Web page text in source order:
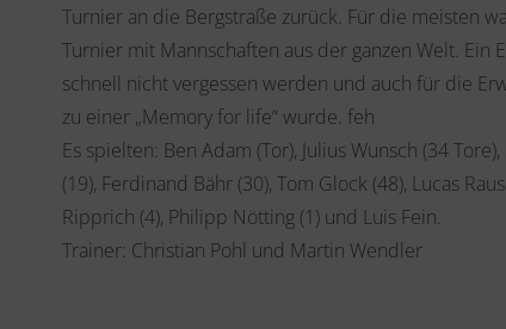
Turnier an die Bergstraße zurück. Für die meisten
Turnier mit Mannschaften aus der ganzen Welt. Ein
schnell nicht vergessen werden und auch für die
zu einer „Memory for life“ wurde. feh
Es spielten: Ben Adam (Tor), Julius Wunsch (34
(19), Ferdinand Bähr (30), Tom Glock (48), Lucas
Ripprich (4), Philipp Nötting (1) und Luis Fein.
Trainer: Christian Pohl und Martin Wendler